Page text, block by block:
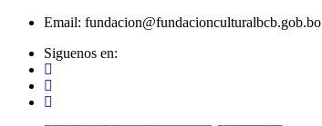
Email: fundacion@fundacionculturalbcb.gob.bo
Siguenos en: